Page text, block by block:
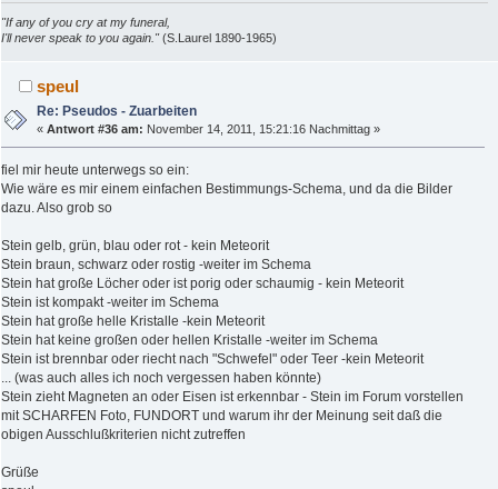
"If any of you cry at my funeral,
I'll never speak to you again."(S.Laurel 1890-1965)
speul
Re: Pseudos - Zuarbeiten
«Antwort #36 am: November 14, 2011, 15:21:16 Nachmittag »
fiel mir heute unterwegs so ein:
Wie wäre es mir einem einfachen Bestimmungs-Schema, und da die Bilder
dazu. Also grob so
Stein gelb, grün, blau oder rot - kein Meteorit
Stein braun, schwarz oder rostig -weiter im Schema
Stein hat große Löcher oder ist porig oder schaumig - kein Meteorit
Stein ist kompakt -weiter im Schema
Stein hat große helle Kristalle -kein Meteorit
Stein hat keine großen oder hellen Kristalle -weiter im Schema
Stein ist brennbar oder riecht nach "Schwefel" oder Teer -kein Meteorit
... (was auch alles ich noch vergessen haben könnte)
Stein zieht Magneten an oder Eisen ist erkennbar - Stein im Forum vorstellen
mit SCHARFEN Foto, FUNDORT und warum ihr der Meinung seit daß die
obigen Ausschlußkriterien nicht zutreffen
Grüße